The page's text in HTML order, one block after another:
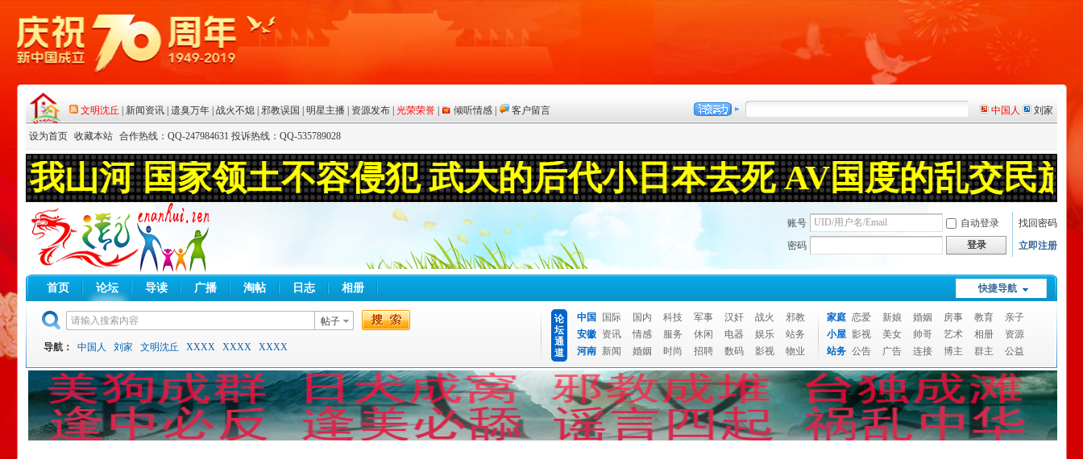
设为首页 收藏本站 合作热线：QQ-247984631 投诉热线：QQ-535789028
账号 自动登录
找回密码
密码
登录 立即注册
快捷导航
首页 论坛 导读 广播 淘帖 日志 相册
帖子
导航： 中国人 刘家 文明沈丘 XXXX XXXX XXXX
论
坛
通
道
中国 国际 国内 科技 军事 汉奸 战火
邪教
安徽 资讯 情感 服务 休闲 电器 娱乐
站务
河南 新闻 婚姻 时尚 招聘 数码 影视 物业
家庭 恋爱 新娘 婚姻 房事 教育
亲子
小屋 影视 美女 帅哥 艺术 相册
资源
站务 公告 广告 连接 博主 群主 公益